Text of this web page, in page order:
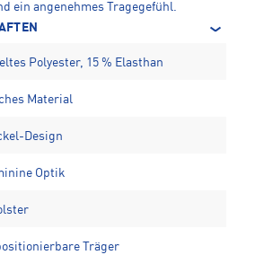
ein angenehmes Tragegefühl.
Polyester, 15 % Elasthan
Material
Design
Optik
Träger